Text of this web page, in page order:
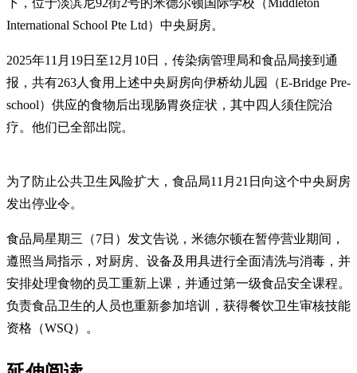
International School Pte Ltd）中央厨房。
2025年11月19日至12月10日，传染病管理局和食品局接到通
报，共有263人食用上述中央厨房向伊桥幼儿园（E-Bridge Pre-
school）供应的食物后出现肠胃炎症状，其中四人须住院治
疗。他们已全部出院。
为了防止公共卫生风险扩大，食品局11月21日向这个中央厨房
发出停业令。
食品局星期三（7日）发文告说，米德尔顿在暂停营业期间，
遵照当局指示，对厨房、设备及用具进行全面清洗与消毒，并
安排处理食物的员工重新上课，并通过第一级食品安全课程。
负责食品卫生的人员也重新参加培训，获得餐饮卫生审核技能
资格（WSQ）。